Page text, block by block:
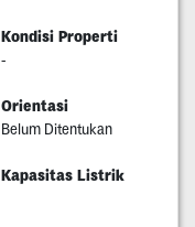
Kondisi Properti
-
Orientasi
Belum Ditentukan
Kapasitas Listrik